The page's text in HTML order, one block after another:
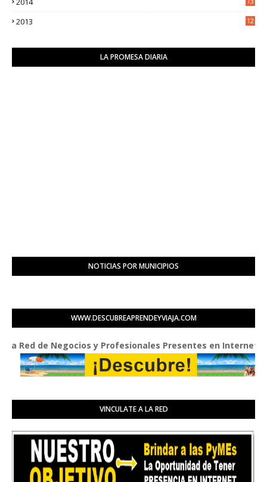
2013
12
LA PROMESA DIARIA
NOTICIAS POR MUNICIPIOS
WWW.DESCUBREAPRENDEYVIAJA.COM
de Negocios y Profesionales Presentes en Internet
VINCULATE A LA RED